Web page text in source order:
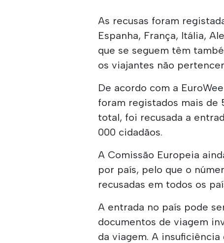
As recusas foram
Espanha, França, Itália,
que se seguem têm
os viajantes não
De acordo com a
foram registados mais de
total, foi recusada a
000 cidadãos.
A Comissão Europeia
por país, pelo que o
recusadas em todos os
A entrada no país pode
documentos de viagem
da viagem. A